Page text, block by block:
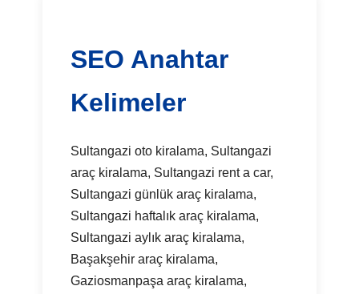
SEO Anahtar
Kelimeler
Sultangazi oto kiralama, Sultangazi
araç kiralama, Sultangazi rent a car,
Sultangazi günlük araç kiralama,
Sultangazi haftalık araç kiralama,
Sultangazi aylık araç kiralama,
Başakşehir araç kiralama,
Gaziosmanpaşa araç kiralama,